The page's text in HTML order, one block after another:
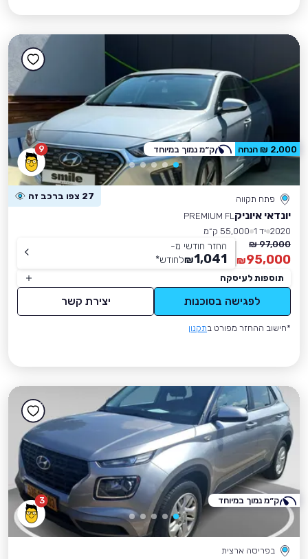
9
פתח תקווה 27 צפו ברכב זה
יונדאי איוניק PREMIUM FL
2020 יד 1
55,000 ק״מ
97,000 ₪
95,000
₪
החזר חודשי מ-
1,041
₪לחודש*
תוספות לעיסקה
לפגישה בסוכנות יצירת קשר
*חישוב ההחזר מפורט בתקנון
2,000 ₪ הנחה ק״מ נמוך במיוחד
3
בפריסה ארצית
ק״מ נמוך במיוחד